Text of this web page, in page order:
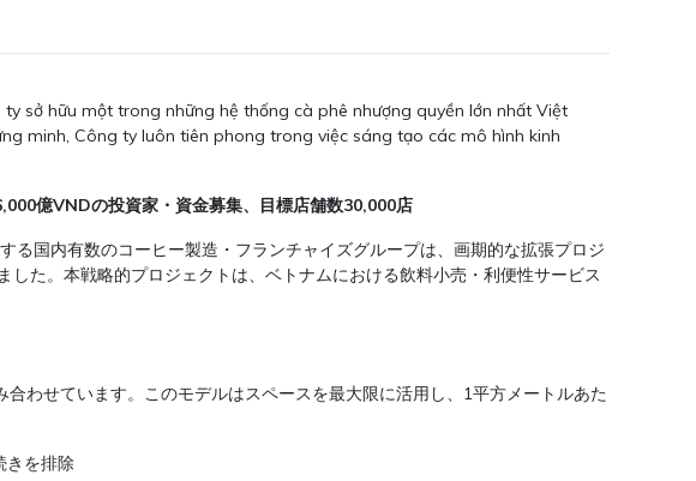
sở hữu một trong những hệ thống cà phê nhượng quyền lớn nhất Việt
minh, Công ty luôn tiên phong trong việc sáng tạo các mô hình kinh
億VNDの投資家・資金募集、目標店舗数30,000店
国内有数のコーヒー製造・フランチャイズグループは、画期的な拡張プロジ
た。本戦略的プロジェクトは、ベトナムにおける飲料小売・利便性サービス
わせています。このモデルはスペースを最大限に活用し、1平方メートルあた
きを排除